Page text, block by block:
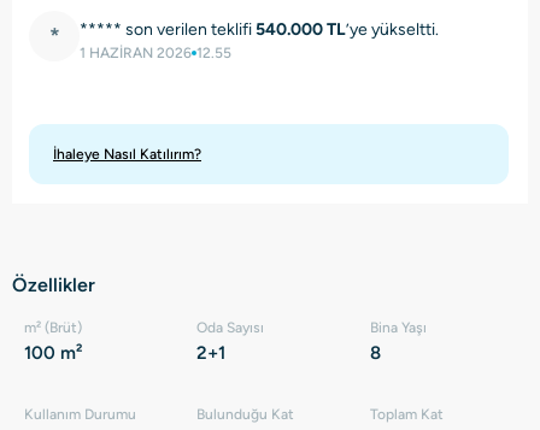
* ***** son verilen teklifi540.000 TL’ye yükseltti.
1 HAZİRAN 2026 12.55
İhaleye Nasıl Katılırım?
Özellikler
m² (Brüt)
100 m²
Oda Sayısı
2+1
Bina Yaşı
8
Kullanım Durumu Bulunduğu Kat Toplam Kat